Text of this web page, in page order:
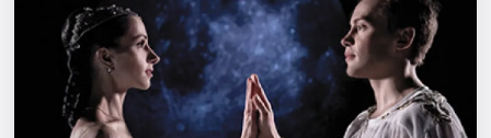
Экскурсии
Спорт